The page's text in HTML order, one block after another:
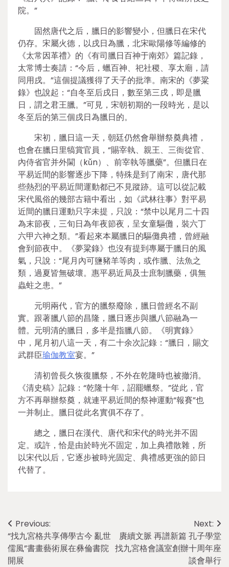
院。”
固然唐代之后，臘日的影響變小，但臘日在宋代
仍存。宋屬火德，以戌日為臘，北宋歐陽修等編修的
《太常因革禮》的《有司臘日百神于南郊》篇記錄，
太常博士奏請：“今后，蠟百神、祀社稷、享太廟，請
同用戌。”這個提議獲得了天子的批準。南宋的《夢粱
錄》也說起：“自冬至后戌日，數至第三戌，即是臘
日，謂之君王臘。”可見，宋朝初期的一段時光，是以
冬至后的第三個戌日為臘日的。
宋初，臘日這一天，朝廷仍然會舉辦祭奠典禮，
也會在臘日里犒賞官員，“賜宰執、親王、三衙從官、
內侍省官并外閫（kǔn）、前宰執等臘藥”。但臘日在
平易近間的影響逐步下降，特殊是到了南宋，唐代那
些熱烈的平易近間運動都已不見蹤跡。這可以從記載
宋代風俗的幾部古籍中看出，如《武林往事》對平易
近間的臘日運動只字未提，只說：“禁中以尾月二十四
為末節夜，三旬日為年夜節夜，呈女童驅儺，裝六丁
六甲六神之類。”看起來本屬臘日的驅儺典禮，曾經融
會到節夜中。《夢粱錄》也沒有提到專屬于臘日的風
氣，只說：“尾月內可鹽豬羊等肉，或作臘、法魚之
類，過夏皆無破壞。惠平易近局及士庶制臘藥，俱無
蟲蛀之患。”
元明兩代，官方的臘祭廢除，臘日曾經名不副
實。跟著臘八節的昌隆，臘日逐步與臘八節融為一
體。元明清的臘日，多半是指臘八節。《明實錄》
中，尾月初八這一天，有二十余次記錄：“臘日，賜文
武群臣瑜伽教室宴。”
清初曾長久恢復臘祭，不外在乾隆時也被撤消。
《清史稿》記錄：“乾隆十年，詔罷蠟祭。”從此，官
方不再舉辦祭奠，就連平易近間的祭神運動“報賽”也
一并制止。臘日從此名實俱不存了。
總之，臘日在漢代、唐代和宋代的時光并不固
定。或許，恰是由於時光不固定，加上典禮散雜，所
以宋代以后，它逐步被時光固定、典禮感更強的節日
代替了。
Post
navigation
Previous:
“找九宮格共享傳學古今 亂世
儒風”書畫藝術展在彝倫書院
開展
Next:
賡續文脈 再譜新篇 孔子學堂
找九宮格會議室創辦十周年座
談會舉行